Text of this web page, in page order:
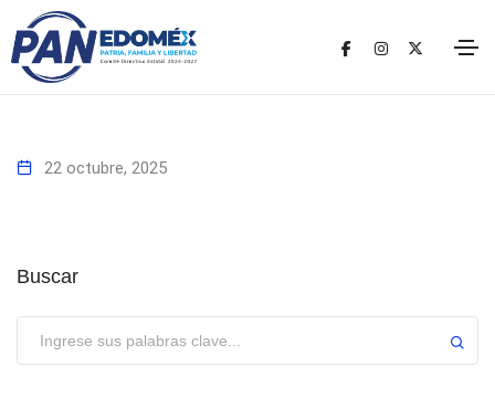
22 octubre, 2025
Buscar